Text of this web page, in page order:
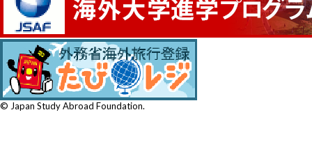
© Japan Study Abroad Foundation.